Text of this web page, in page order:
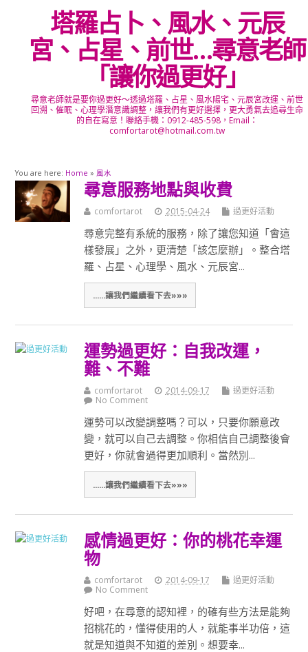
塔羅占卜、風水、元辰
宮、占星、前世…尋意老師
「讓你過更好」
尋意老師就是要你過更好～透過塔羅、占星、風水陽宅、元辰宮改運、前世
回溯、催眠、心理學潛意識調整，讓我們有更好選擇，更大勇氣去追尋生命
的自在寫意！聯絡手機：0912-485-598，Email：
comfortarot@hotmail.com.tw
You are here: Home » 風水
尋意服務地點與收費
comfortarot 2015-04-24 過更好活動
尋意完整有系統的服務，除了讓您知道「會這
樣發展」之外，更清楚「該怎麼辦」。整合塔
羅、占星、心理學、風水、元辰宮...
......讓我們繼續看下去»»»
運勢過更好：自我改運，
難、不難
comfortarot 2014-09-17
過更好活動
No Comment
運勢可以改變調整嗎？可以，只要你願意改
變，就可以自己去調整。你相信自己調整後會
更好，你就會過得更加順利。當然別...
......讓我們繼續看下去»»»
感情過更好：你的桃花幸運
物
comfortarot 2014-09-17
過更好活動
No Comment
好吧，在尋意的認知裡，的確有些方法是能夠
招桃花的，懂得使用的人，就能事半功倍，這
就是知道與不知道的差別。想要幸...